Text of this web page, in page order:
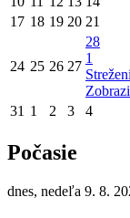
17 18 19 20 21
24 25 26 27
28
1
31 1 2 3 4
Počasie
dnes, nedeľa 9. 8.